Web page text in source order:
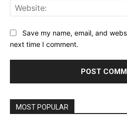
Save my name, email, and
next time I comment.
MOST POPULAR